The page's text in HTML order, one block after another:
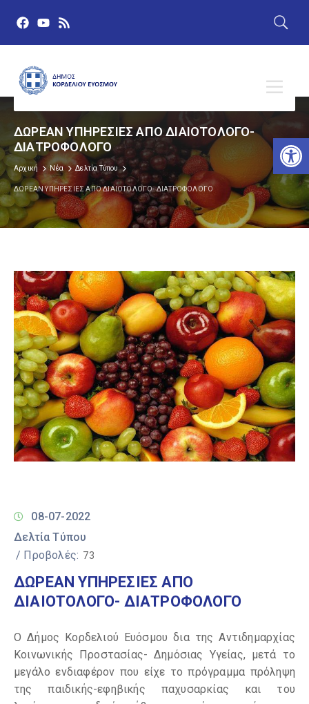
ΔΩΡΕΑΝ ΥΠΗΡΕΣΙΕΣ ΑΠΟ ΔΙΑΙΟΤΟΛΟΓΟ-
ΔΙΑΤΡΟΦΟΛΟΓΟ
Αρχική Νέα Δελτία Τύπου
ΔΩΡΕΑΝ ΥΠΗΡΕΣΙΕΣ ΑΠΟ ΔΙΑΙΟΤΟΛΟΓΟ- ΔΙΑΤΡΟΦΟΛΟΓΟ
08-07-2022
Δελτία Τύπου
/ Προβολές: 73
ΔΩΡΕΑΝ ΥΠΗΡΕΣΙΕΣ ΑΠΟ
ΔΙΑΙΟΤΟΛΟΓΟ- ΔΙΑΤΡΟΦΟΛΟΓΟ
Ο Δήμος Κορδελιού Ευόσμου δια της Αντιδημαρχίας
Κοινωνικής Προστασίας- Δημόσιας Υγείας, μετά το
μεγάλο ενδιαφέρον που είχε το πρόγραμμα πρόληψη
της παιδικής-εφηβικής παχυσαρκίας και του